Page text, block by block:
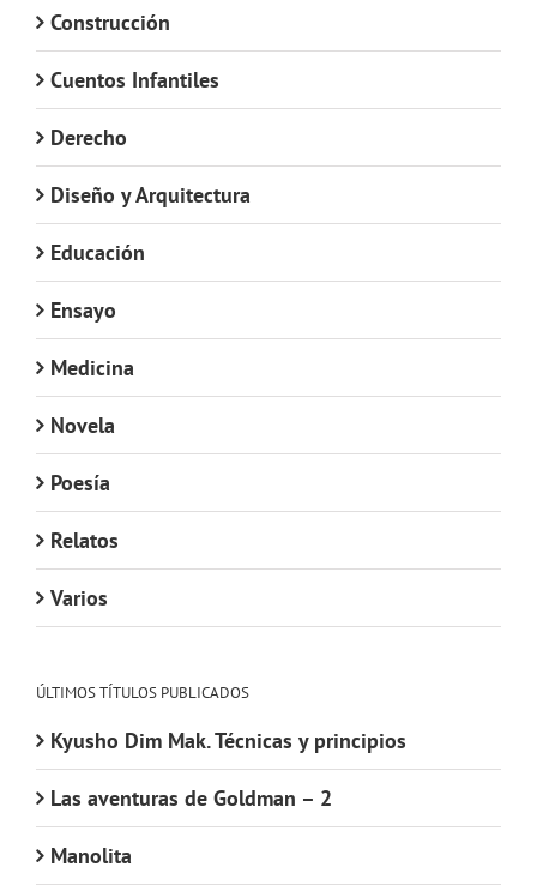
Construcción
Cuentos Infantiles
Derecho
Diseño y Arquitectura
Educación
Ensayo
Medicina
Novela
Poesía
Relatos
Varios
ÚLTIMOS TÍTULOS PUBLICADOS
Kyusho Dim Mak. Técnicas y principios
Las aventuras de Goldman – 2
Manolita